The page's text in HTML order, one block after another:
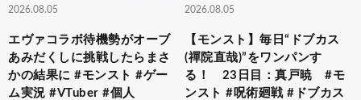
2026.08.05
エヴァコラボ待機勢がオーブ
あみだくしに挑戦したらまさ
かの結果に #モンスト #ゲー
ム実況 #VTuber #個人
2026.08.05
【モンスト】毎日“ドブカス
(禪院直哉)”をワンパンす
る！ 23日目：真戸暁 #モ
ンスト #呪術廻戦 #ドブカス